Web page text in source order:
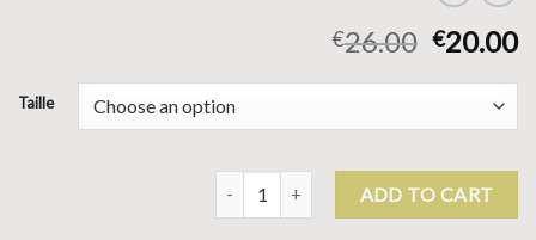
€26.00 €20.00
Taille
pull zippé homme quantityADD TO CART